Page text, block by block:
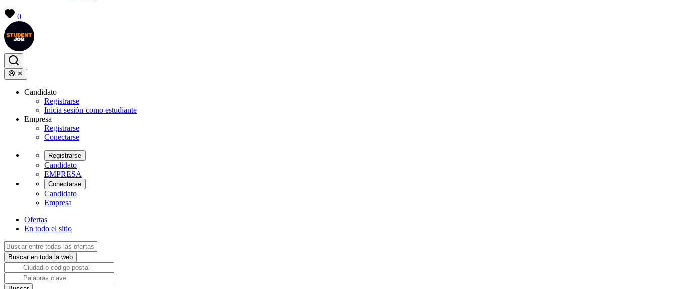
0
Candidato
Registrarse
Inicia sesión como estudiante
Empresa
Registrarse
Conectarse
Registrarse
Candidato
EMPRESA
Conectarse
Candidato
Empresa
Ofertas
En todo el sitio